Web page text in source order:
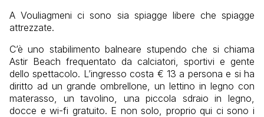
A Vouliagmeni ci sono sia spiagge libere che spiagge
attrezzate.
C’è uno stabilimento balneare stupendo che si chiama
Astir Beach frequentato da calciatori, sportivi e gente
dello spettacolo. L’ingresso costa € 13 a persona e si ha
diritto ad un grande ombrellone, un lettino in legno con
materasso, un tavolino, una piccola sdraio in legno,
docce e wi-fi gratuito. E non solo, proprio qui ci sono i